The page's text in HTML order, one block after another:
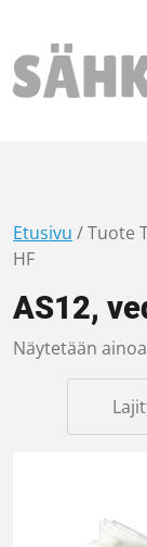
Päävalikko
Etusivu / Tuote
HF
AS12,
Näytetään